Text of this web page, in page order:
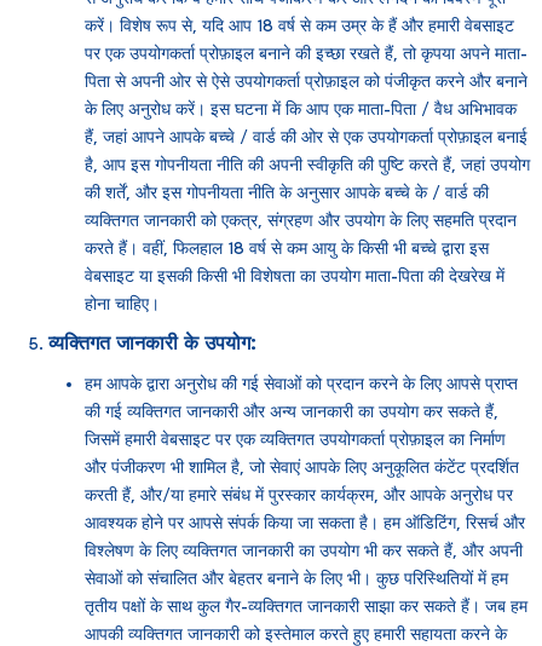
करें। विशेष रूप से, यदि आप 18 वर्ष से कम उम्र के हैं और हमारी वेबसाइट
पर एक उपयोगकर्ता प्रोफ़ाइल बनाने की इच्छा रखते हैं, तो कृपया अपने माता-
पिता से अपनी ओर से ऐसे उपयोगकर्ता प्रोफ़ाइल को पंजीकृत करने और बनाने
के लिए अनुरोध करें। इस घटना में कि आप एक माता-पिता / वैध अभिभावक
हैं, जहां आपने आपके बच्चे / वार्ड की ओर से एक उपयोगकर्ता प्रोफ़ाइल बनाई
है, आप इस गोपनीयता नीति की अपनी स्वीकृति की पुष्टि करते हैं, जहां उपयोग
की शर्तें, और इस गोपनीयता नीति के अनुसार आपके बच्चे के / वार्ड की
व्यक्तिगत जानकारी को एकत्र, संग्रहण और उपयोग के लिए सहमति प्रदान
करते हैं। वहीं, फिलहाल 18 वर्ष से कम आयु के किसी भी बच्चे द्वारा इस
वेबसाइट या इसकी किसी भी विशेषता का उपयोग माता-पिता की देखरेख में
होना चाहिए।
व्यक्तिगत जानकारी के उपयोग:
हम आपके द्वारा अनुरोध की गई सेवाओं को प्रदान करने के लिए आपसे प्राप्त
की गई व्यक्तिगत जानकारी और अन्य जानकारी का उपयोग कर सकते हैं,
जिसमें हमारी वेबसाइट पर एक व्यक्तिगत उपयोगकर्ता प्रोफ़ाइल का निर्माण
और पंजीकरण भी शामिल है, जो सेवाएं आपके लिए अनुकूलित कंटेंट प्रदर्शित
करती हैं, और/या हमारे संबंध में पुरस्कार कार्यक्रम, और आपके अनुरोध पर
आवश्यक होने पर आपसे संपर्क किया जा सकता है। हम ऑडिटिंग, रिसर्च और
विश्लेषण के लिए व्यक्तिगत जानकारी का उपयोग भी कर सकते हैं, और अपनी
सेवाओं को संचालित और बेहतर बनाने के लिए भी। कुछ परिस्थितियों में हम
तृतीय पक्षों के साथ कुल गैर-व्यक्तिगत जानकारी साझा कर सकते हैं। जब हम
आपकी व्यक्तिगत जानकारी को इस्तेमाल करते हुए हमारी सहायता करने के